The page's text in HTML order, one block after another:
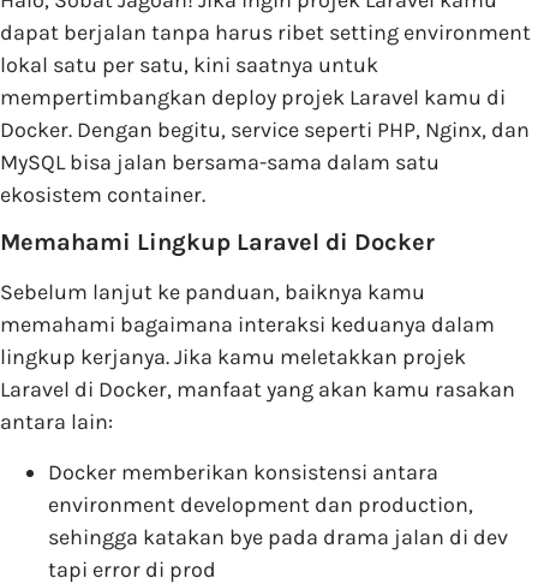
dapat berjalan tanpa harus ribet setting environment
lokal satu per satu, kini saatnya untuk
mempertimbangkan deploy projek Laravel kamu di
Docker. Dengan begitu, service seperti PHP, Nginx, dan
MySQL bisa jalan bersama-sama dalam satu
ekosistem container.
Memahami Lingkup Laravel di Docker
Sebelum lanjut ke panduan, baiknya kamu
memahami bagaimana interaksi keduanya dalam
lingkup kerjanya. Jika kamu meletakkan projek
Laravel di Docker, manfaat yang akan kamu rasakan
antara lain:
Docker memberikan konsistensi antara
environment development dan production,
sehingga katakan bye pada drama jalan di dev
tapi error di prod